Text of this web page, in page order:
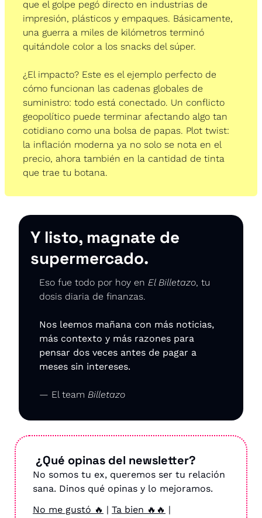
que el golpe pegó directo en industrias de
impresión, plásticos y empaques. Básicamente,
una guerra a miles de kilómetros terminó
quitándole color a los snacks del súper.
¿El impacto? Este es el ejemplo perfecto de
cómo funcionan las cadenas globales de
suministro: todo está conectado. Un conflicto
geopolítico puede terminar afectando algo tan
cotidiano como una bolsa de papas. Plot twist:
la inflación moderna ya no solo se nota en el
precio, ahora también en la cantidad de tinta
que trae tu botana.
Y listo, magnate de
supermercado.
Eso fue todo por hoy en El Billetazo, tu
dosis diaria de finanzas.
Nos leemos mañana con más noticias,
más contexto y más razones para
pensar dos veces antes de pagar a
meses sin intereses.
— El team Billetazo
¿Qué opinas del newsletter?
No somos tu ex, queremos ser tu relación
sana. Dinos qué opinas y lo mejoramos.
No me gustó 🔥 | Ta bien 🔥🔥 |